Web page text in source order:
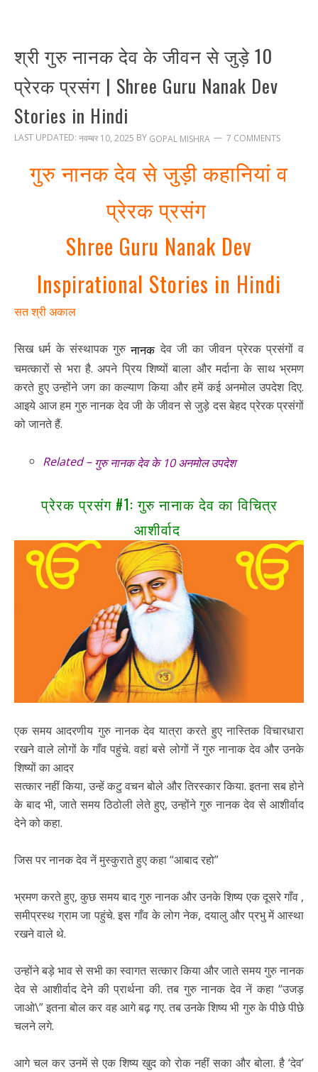
श्री गुरु नानक देव के जीवन से जुड़े 10
प्रेरक प्रसंग | Shree Guru Nanak Dev
Stories in Hindi
LAST UPDATED: नवम्बर 10, 2025 BY GOPAL MISHRA 7 COMMENTS
गुरु नानक देव से जुड़ी कहानियां व
प्रेरक प्रसंग
Shree Guru Nanak Dev
Inspirational Stories in Hindi
सत श्री अकाल
सिख धर्म के संस्थापक गुरुनानकदेव जी का जीवन प्रेरक प्रसंगों व
चमत्कारों से भरा है. अपने प्रिय शिष्यों बाला और मर्दाना के साथ भ्रमण
करते हुए उन्होंने जग का कल्याण किया और हमें कई अनमोल उपदेश दिए.
आइये आज हम गुरु नानक देव जी के जीवन से जुड़े दस बेहद प्रेरक प्रसंगों
को जानते हैं.
Related –गुरु नानक देव के 10 अनमोल उपदेश
प्रेरक प्रसंग #1: गुरु नानाक देव का विचित्र
आशीर्वाद
एक समय आदरणीय गुरु नानक देव यात्रा करते हुए नास्तिक विचारधारा
रखने वाले लोगों के गाँव पहुंचे. वहां बसे लोगों नें गुरु नानाक देव और उनके
शिष्यों का आदर
सत्कार नहीं किया, उन्हें कटु वचन बोले और तिरस्कार किया. इतना सब होने
के बाद भी, जाते समय ठिठोली लेते हुए, उन्होंने गुरु नानक देव से आशीर्वाद
देने को कहा.
जिस पर नानक देव नें मुस्कुराते हुए कहा “आबाद रहो”
भ्रमण करते हुए, कुछ समय बाद गुरु नानक और उनके शिष्य एक दूसरे गाँव ,
समीप्रस्थ ग्राम जा पहुंचे. इस गाँव के लोग नेक, दयालु और प्रभु में आस्था
रखने वाले थे.
उन्होंने बड़े भाव से सभी का स्वागत सत्कार किया और जाते समय गुरु नानक
देव से आशीर्वाद देने की प्रार्थना की. तब गुरु नानक देव नें कहा “उजड़
जाओ\” इतना बोल कर वह आगे बढ़ गए. तब उनके शिष्य भी गुरु के पीछे पीछे
चलने लगे.
आगे चल कर उनमें से एक शिष्य खुद को रोक नहीं सका और बोला. है ‘देव’